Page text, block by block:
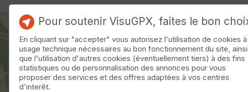
Pour soutenir VisuGPX, faites le bon
En cliquant sur "accepter" vous autorisez l'utilisation de cookies à
usage technique nécessaires au bon fonctionnement du site, ainsi
que l'utilisation d'autres cookies (éventuellement tiers) à des fins
statistiques ou de personnalisation des annonces pour vous
proposer des services et des offres adaptées à vos centres
d'interêt.